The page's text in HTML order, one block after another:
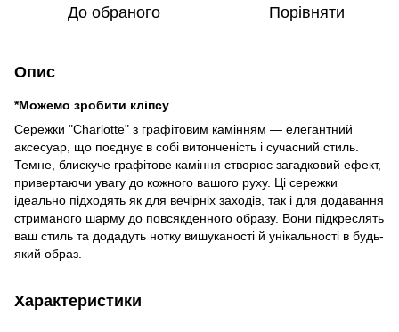
До обраного Порівняти
Опис
*Можемо зробити кліпсу
Сережки "Charlotte" з графітовим камінням — елегантний
аксесуар, що поєднує в собі витонченість і сучасний стиль.
Темне, блискуче графітове каміння створює загадковий ефект,
привертаючи увагу до кожного вашого руху. Ці сережки
ідеально підходять як для вечірніх заходів, так і для додавання
стриманого шарму до повсякденного образу. Вони підкреслять
ваш стиль та додадуть нотку вишуканості й унікальності в будь-
який образ.
Характеристики